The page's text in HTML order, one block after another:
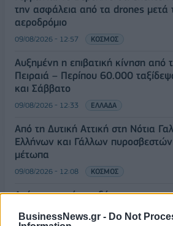
BusinessNews.gr - Do Not
την ασφάλεια από τα drones μετά
αεροδρόμιο
09/08/2026 - 12:57 ΚΟΣΜΟΣ
Αυξημένη η επιβατική κίνηση από
Πειραιά – Περίπου 60.000
και Σάββατο
09/08/2026 - 12:33 ΕΛΛΑΔΑ
Από τη Δυτική Αττική στη Νότια
Ελλήνων και Γάλλων
μέτωπα
09/08/2026 - 12:08 ΚΟΣΜΟΣ
Δεύτερη πηγή εισοδήματος για